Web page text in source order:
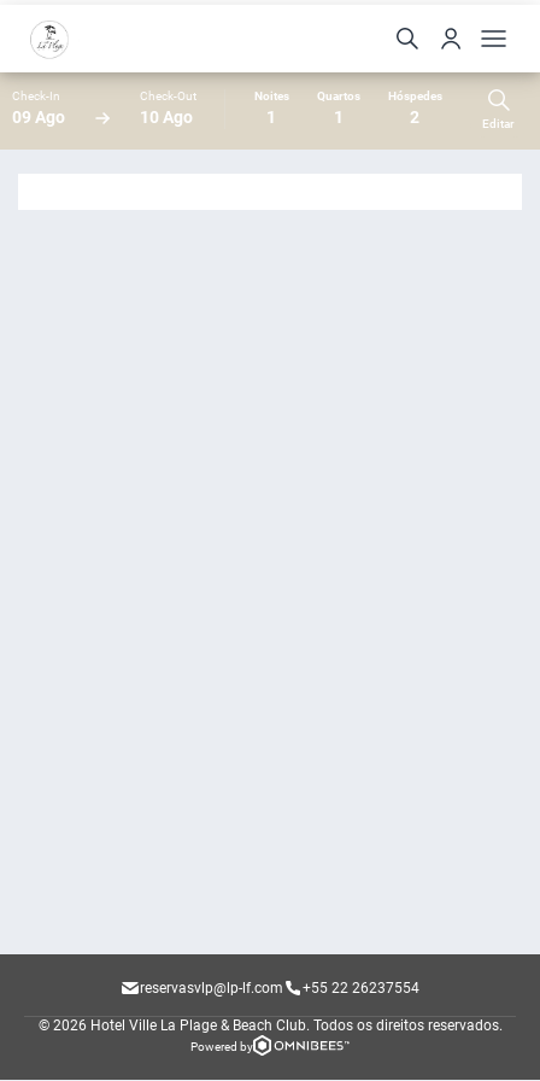
Check-In
09 Ago
Check-Out
10 Ago
Noites
1
Quartos
1
Hóspedes
2 Editar
reservasvlp@lp-lf.com +55 22 26237554
© 2026 Hotel Ville La Plage & Beach Club. Todos os direitos reservados.
Powered by